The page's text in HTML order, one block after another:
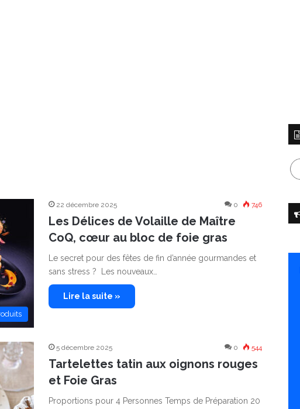
22 décembre 2025 0 746
Les Délices de Volaille de Maître
CoQ, cœur au bloc de foie gras
Le secret pour des fêtes de fin d’année gourmandes et
sans stress ? Les nouveaux…
Lire la suite »
5 décembre 2025 0 544
Tartelettes tatin aux oignons rouges
et Foie Gras
Proportions pour 4 Personnes Temps de Préparation 20